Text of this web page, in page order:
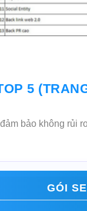
5
bảo không rủi
GÓI